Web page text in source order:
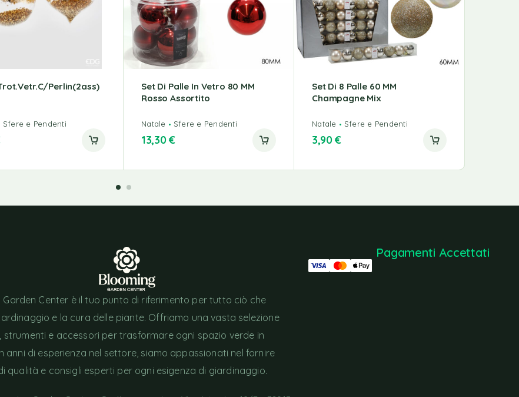
perlin(2ass)
Sfere e Pendenti
Set Di Palle In Vetro 80 MM
Rosso Assortito
Natale Sfere e Pendenti
13,30€
Set Di 8 Palle 60 MM
Champagne Mix
Natale Sfere e Pendenti
3,90€
Garden Center è il tuo punto di riferimento per tutto ciò che
e la cura delle piante. Offriamo una vasta selezione
strumenti e accessori per trasformare ogni spazio verde in
anni di esperienza nel settore, siamo appassionati nel fornire
qualità e consigli esperti per ogni esigenza di giardinaggio.
Pagamenti Accettati